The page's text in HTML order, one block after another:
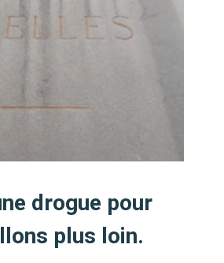
drogue pour
plus loin.